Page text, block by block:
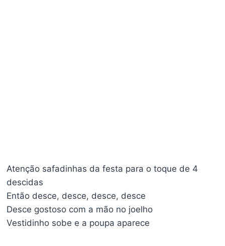
Atenção safadinhas da festa para o toque de 4
descidas
Então desce, desce, desce, desce
Desce gostoso com a mão no joelho
Vestidinho sobe e a poupa aparece